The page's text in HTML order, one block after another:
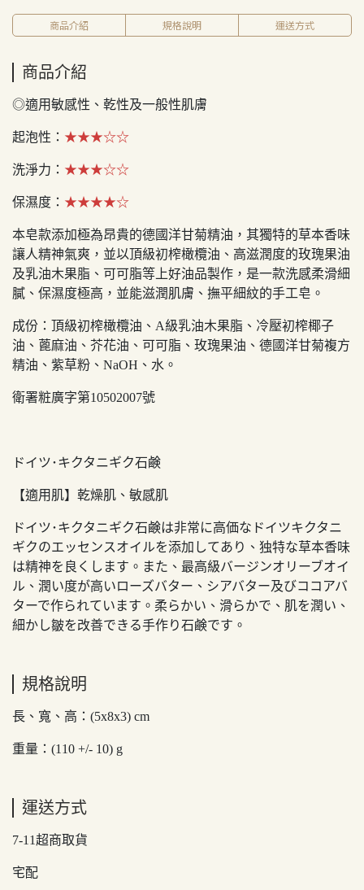
商品介紹 規格說明 運送方式
商品介紹
◎適用敏感性、乾性及一般性肌膚 ​​
起泡性： ★★★☆☆
洗淨力： ★★★☆☆
保濕度： ★★★★☆
本皂款添加極為昂貴的德國洋甘菊精油，其獨特的草本香味
讓人精神氣爽，並以頂級初榨橄欖油、高滋潤度的玫瑰果油
及乳油木果脂、可可脂等上好油品製作，是一款洗感柔滑細
膩、保濕度極高，並能滋潤肌膚、撫平細紋的手工皂。
成份：頂級初榨橄欖油、A級乳油木果脂、冷壓初榨椰子
油、蓖麻油、芥花油、可可脂、玫瑰果油、德國洋甘菊複方
精油、紫草粉、NaOH、水。
衛署粧廣字第10502007號
ドイツ･キクタニギク石鹸
【適用肌】乾燥肌、敏感肌
ドイツ･キクタニギク石鹸は非常に高価なドイツキクタニ
ギクのエッセンスオイルを添加してあり、独特な草本香味
は精神を良くします。また、最高級バージンオリーブオイ
ル、潤い度が高いローズバター、シアバター及びココアバ
ターで作られています。柔らかい、滑らかで、肌を潤い、
細かし皺を改善できる手作り石鹸です。
規格說明
長、寬、高：(5x8x3) cm
重量：(110 +/- 10) g
運送方式
7-11超商取貨
宅配